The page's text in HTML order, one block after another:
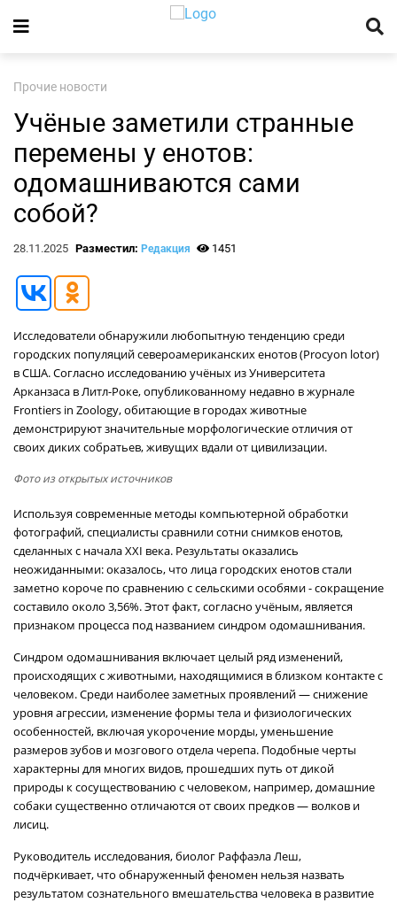
Прочие новости
Учёные заметили странные
перемены у енотов:
одомашниваются сами
собой?
28.11.2025 Разместил: Редакция 1451
Исследователи обнаружили любопытную тенденцию среди
городских популяций североамериканских енотов (Procyon lotor)
в США. Согласно исследованию учёных из Университета
Арканзаса в Литл-Роке, опубликованному недавно в журнале
Frontiers in Zoology, обитающие в городах животные
демонстрируют значительные морфологические отличия от
своих диких собратьев, живущих вдали от цивилизации.
Фото из открытых источников
Используя современные методы компьютерной обработки
фотографий, специалисты сравнили сотни снимков енотов,
сделанных с начала XXI века. Результаты оказались
неожиданными: оказалось, что лица городских енотов стали
заметно короче по сравнению с сельскими особями - сокращение
составило около 3,56%. Этот факт, согласно учёным, является
признаком процесса под названием синдром одомашнивания.
Синдром одомашнивания включает целый ряд изменений,
происходящих с животными, находящимися в близком контакте с
человеком. Среди наиболее заметных проявлений — снижение
уровня агрессии, изменение формы тела и физиологических
особенностей, включая укорочение морды, уменьшение
размеров зубов и мозгового отдела черепа. Подобные черты
характерны для многих видов, прошедших путь от дикой
природы к сосуществованию с человеком, например, домашние
собаки существенно отличаются от своих предков — волков и
лисиц.
Руководитель исследования, биолог Раффаэла Леш,
подчёркивает, что обнаруженный феномен нельзя назвать
результатом сознательного вмешательства человека в развитие